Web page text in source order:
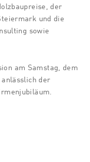
der
und die
sowie
am Samstag, dem
anlässlich der